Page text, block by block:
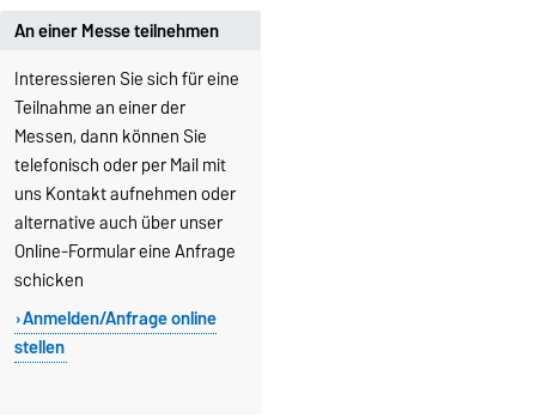
An einer Messe teilnehmen
Interessieren Sie sich für eine
Teilnahme an einer der
Messen, dann können Sie
telefonisch oder per Mail mit
uns Kontakt aufnehmen oder
alternative auch über unser
Online-Formular eine Anfrage
schicken
Anmelden/Anfrage online
stellen